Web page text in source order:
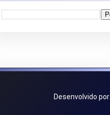
Desenvolvido por